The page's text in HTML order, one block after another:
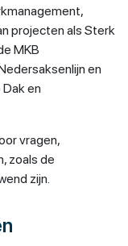
projecten als Sterk
MKB
en
en
vragen,
zoals de
zijn.